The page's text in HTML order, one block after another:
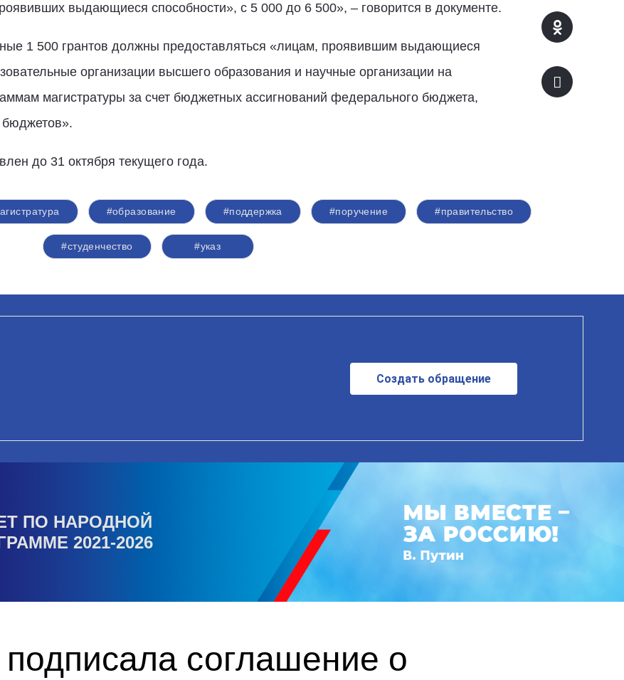
выдающиеся способности», с 5 000 до 6 500», – говорится в документе.
1 500 грантов должны предоставляться «лицам, проявившим выдающиеся
организации высшего образования и научные организации на
магистратуры за счет бюджетных ассигнований федерального бюджета,
до 31 октября текущего года.
#образование #поддержка #поручение #правительство
#студенчество #указ
Создать обращение
ПО НАРОДНОЙ
2021-2026
соглашение о